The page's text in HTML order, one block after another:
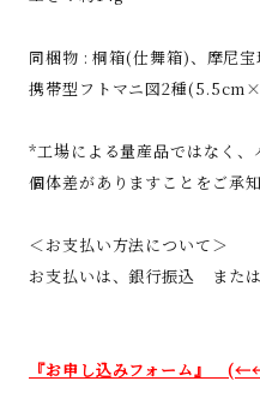
同梱物 : 桐箱(仕舞箱)、摩尼
携帯型フトマニ図2種
*工場による量産品ではなく、
個体差がありますことをご承
＜お支払い方法について＞
お支払いは、銀行振込 また
『お申し込みフォーム』